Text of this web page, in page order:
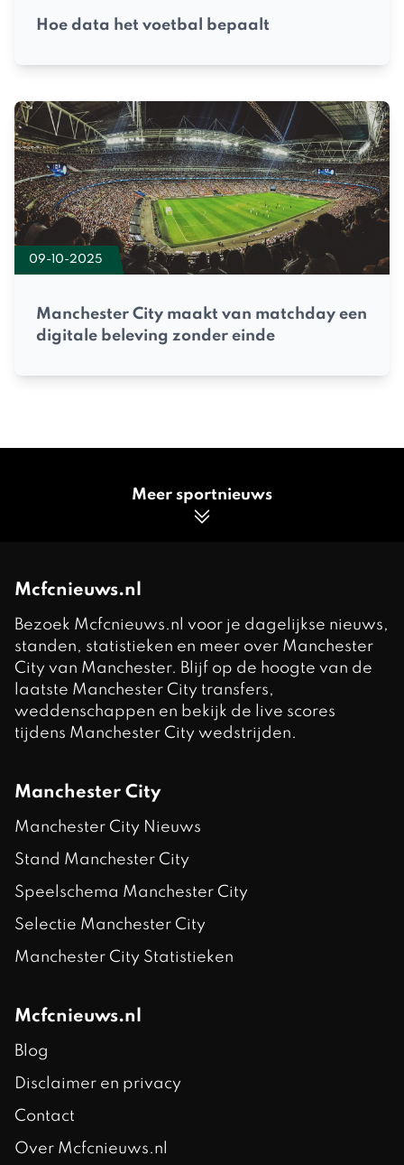
Hoe data het voetbal bepaalt
09-10-2025
Manchester City maakt van matchday een
digitale beleving zonder einde
Meer sportnieuws
Mcfcnieuws.nl
Bezoek Mcfcnieuws.nl voor je dagelijkse nieuws,
standen, statistieken en meer over Manchester
City van Manchester. Blijf op de hoogte van de
laatste Manchester City transfers,
weddenschappen en bekijk de live scores
tijdens Manchester City wedstrijden.
Manchester City
Manchester City Nieuws
Stand Manchester City
Speelschema Manchester City
Selectie Manchester City
Manchester City Statistieken
Mcfcnieuws.nl
Blog
Disclaimer en privacy
Contact
Over Mcfcnieuws.nl